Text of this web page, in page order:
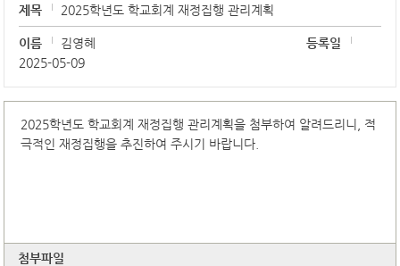
제목 2025학년도 학교회계 재정집행 관리계획
이름 김영혜
등록일
2025-05-09
2025학년도 학교회계 재정집행 관리계획을 첨부하여 알려드리니, 적
극적인 재정집행을 추진하여 주시기 바랍니다.
첨부파일